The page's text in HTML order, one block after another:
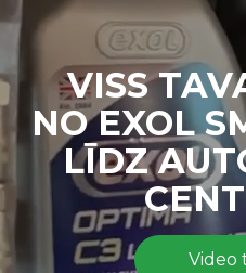
VISS
NO EXOL
LĪDZ
Video